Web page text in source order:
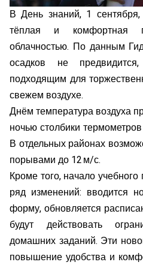
В День знаний, 1
тёплая и комфортная
облачностью. По данным
осадков не
подходящим для
свежем воздухе.
Днём температура воздуха
ночью столбики
В отдельных районах
порывами до 12 м/с.
Кроме того, начало
ряд изменений: вводится
форму, обновляется
будут действовать
домашних заданий. Эти
повышение удобства и